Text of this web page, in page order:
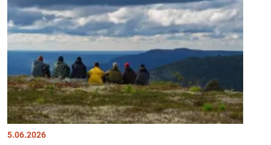
5.06.2026